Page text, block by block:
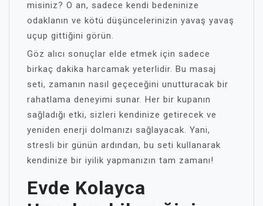
misiniz? O an, sadece kendi bedeninize
odaklanın ve kötü düşüncelerinizin yavaş yavaş
uçup gittiğini görün.
Göz alıcı sonuçlar elde etmek için sadece
birkaç dakika harcamak yeterlidir. Bu masaj
seti, zamanın nasıl geçeceğini unutturacak bir
rahatlama deneyimi sunar. Her bir kupanın
sağladığı etki, sizleri kendinize getirecek ve
yeniden enerji dolmanızı sağlayacak. Yani,
stresli bir günün ardından, bu seti kullanarak
kendinize bir iyilik yapmanızın tam zamanı!
Evde Kolayca